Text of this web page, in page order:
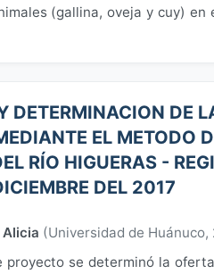
(gallina, oveja y cuy)
DETERMINACION DE
EL METODO
RÍO HIGUERAS -
DEL 2017
Alicia (Universidad de Huánuco,
proyecto se determinó la